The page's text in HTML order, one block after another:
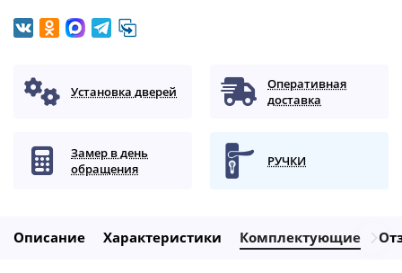
Установка дверей
Оперативная
доставка
Замер в день
обращения
РУЧКИ
Описание Характеристики Комплектующие